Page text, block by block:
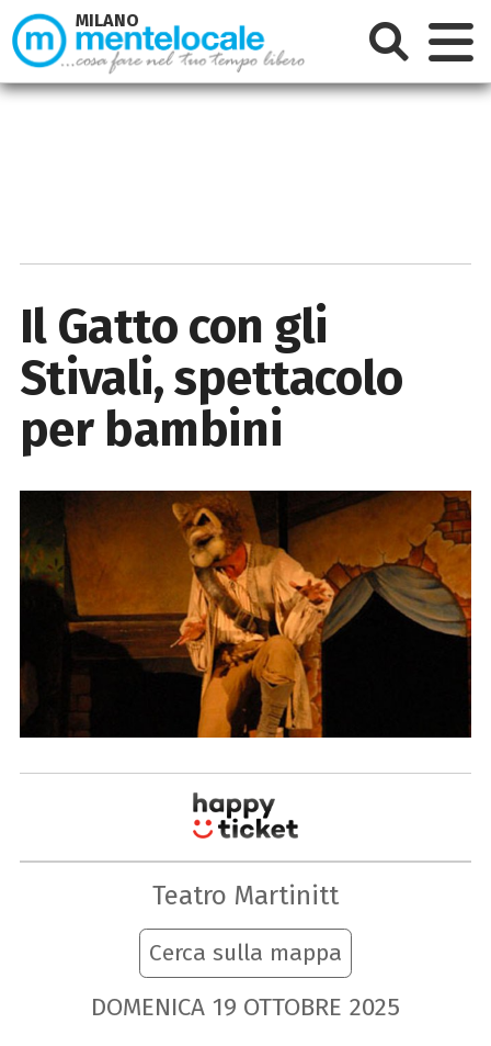
Il Gatto con gli
Stivali, spettacolo
per bambini
Teatro Martinitt
Cerca sulla mappa
DOMENICA 19 OTTOBRE 2025
MILANO